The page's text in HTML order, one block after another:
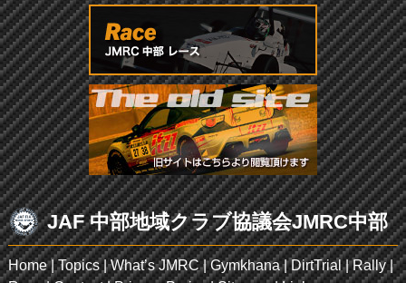
JAF 中部地域クラブ協議会JMRC中部
Home|Topics|What’s JMRC|Gymkhana|DirtTrial|Rally|